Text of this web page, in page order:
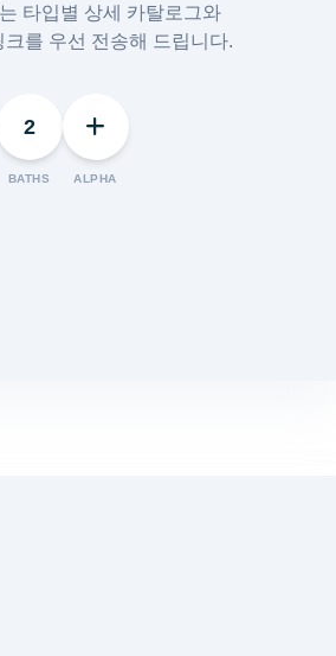
타입별 상세 카탈로그와
를 우선 전송해 드립니다.
2
BATHS ALPHA